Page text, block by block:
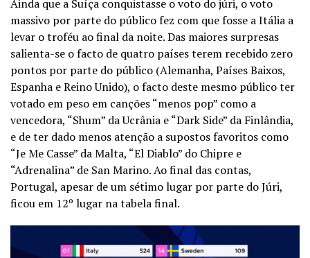
Ainda que a Suíça conquistasse o voto do júri, o voto
massivo por parte do público fez com que fosse a Itália a
levar o troféu ao final da noite. Das maiores surpresas
salienta-se o facto de quatro países terem recebido zero
pontos por parte do público (Alemanha, Países Baixos,
Espanha e Reino Unido), o facto deste mesmo público ter
votado em peso em canções “menos pop” como a
vencedora, “Shum” da Ucrânia e “Dark Side” da Finlândia,
e de ter dado menos atenção a supostos favoritos como
“Je Me Casse” da Malta, “El Diablo” do Chipre e
“Adrenalina” de San Marino. Ao final das contas,
Portugal, apesar de um sétimo lugar por parte do Júri,
ficou em 12º lugar na tabela final.